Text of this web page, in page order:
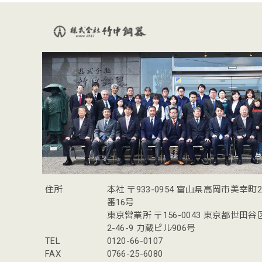
住所
本社 〒933-0954 富山県高岡市美幸町
番16号
東京営業所 〒156-0043 東京都世田谷
2-46-9 力蔵ビル906号
TEL
0120-66-0107
FAX
0766-25-6080